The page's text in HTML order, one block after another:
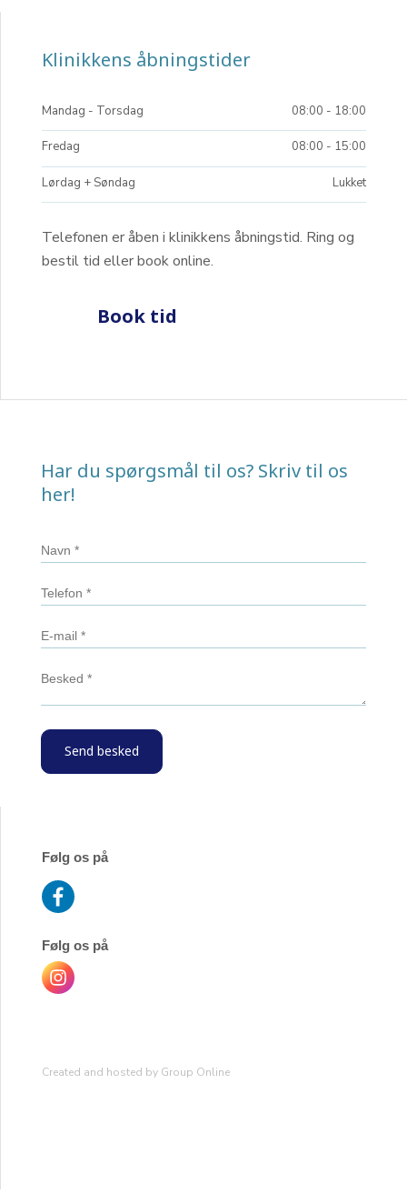
Klinikkens åbningstider​
Mandag​ - Torsdag 08:00 - 18:00​
Fredag 08:00 - 15:00​
Lørdag + Søndag Lukket
Telefonen er åben i klinikkens åbningstid. Ring og
bestil tid eller book online.​
​Book tid
Har du spørgsmål til os? Skriv til os
her!
Følg os på
Følg os på
Created and hosted by Group Online